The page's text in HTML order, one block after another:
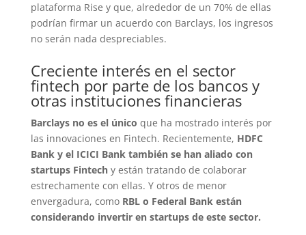
plataforma Rise y que, alrededor de un 70% de ellas
podrían firmar un acuerdo con Barclays, los ingresos
no serán nada despreciables.
Creciente interés en el sector
fintech por parte de los bancos y
otras instituciones financieras
Barclays no es el único que ha mostrado interés por
las innovaciones en Fintech. Recientemente, HDFC
Bank y el ICICI Bank también se han aliado con
startups Fintechy están tratando de colaborar
estrechamente con ellas. Y otros de menor
envergadura, como RBL o Federal Bank están
considerando invertir en startups de este sector.